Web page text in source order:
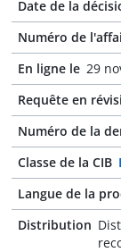
Date de la
Numéro de
En ligne le 29
Requête en
Numéro de la
Classe de la CIB
Langue de la
Distribution